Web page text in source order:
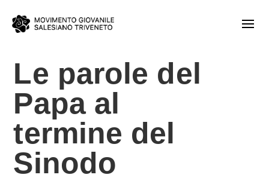
Le parole del
Papa al
termine del
Sinodo